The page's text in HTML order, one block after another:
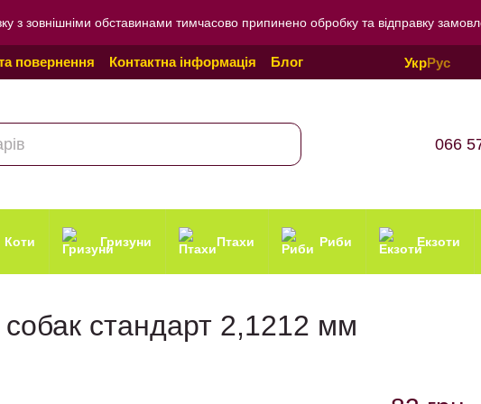
з зовнішніми обставинами тимчасово припинено обробку та відправку
повернення Контактна інформація
Блог
конфіденційності
УкрРус
066
Коти Гризуни Птахи Риби Екзоти
собак стандарт 2,1212 мм